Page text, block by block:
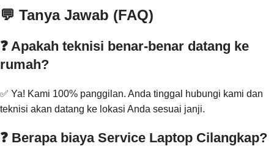
💬 Tanya Jawab (FAQ)
❓ Apakah teknisi benar-benar datang ke
rumah?
✅ Ya! Kami 100% panggilan. Anda tinggal hubungi kami dan
teknisi akan datang ke lokasi Anda sesuai janji.
❓ Berapa biaya Service Laptop Cilangkap?